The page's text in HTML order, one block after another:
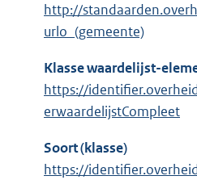
http://
urlo_(gemeente)
Klasse waardelijst-
https://
erwaardelijstCompleet
Soort (klasse)
https://